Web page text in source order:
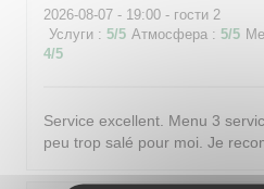
2026-08-07 - 19:00 - гости 2
Услуги : 5/5 Атмосфера : 5/5
4/5
Service excellent. Menu 3
peu trop salé pour moi. Je